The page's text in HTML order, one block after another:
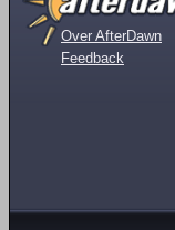
Over AfterDawn
Feedback